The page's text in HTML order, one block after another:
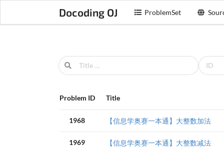
Docoding OJ ProblemSet
Problem ID Title
1968 【信息学奥赛一本通】大整数加法
1969 【信息学奥赛一本通】大整数减法